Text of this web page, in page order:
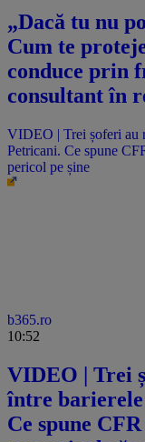
„Dacă tu nu
Cum te
conduce prin
consultant în
VIDEO | Trei șoferi au
Petricani. Ce spune
pericol pe șine
b365.ro
10:52
VIDEO | Trei
între barierele
Ce spune